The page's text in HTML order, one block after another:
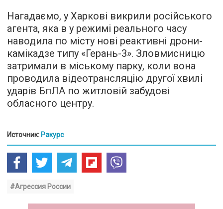
Нагадаємо, у Харкові викрили російського
агента, яка в у режимі реального часу
наводила по місту нові реактивні дрони-
камікадзе типу «Герань-3». Зловмисницю
затримали в міському парку, коли вона
проводила відеотрансляцію другої хвилі
ударів БпЛА по житловій забудові
обласного центру.
Источник: Ракурс
#Агрессия России